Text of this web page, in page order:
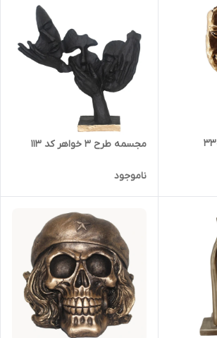
مجسمه طرح 3 خواهر کد 113
ناموجود